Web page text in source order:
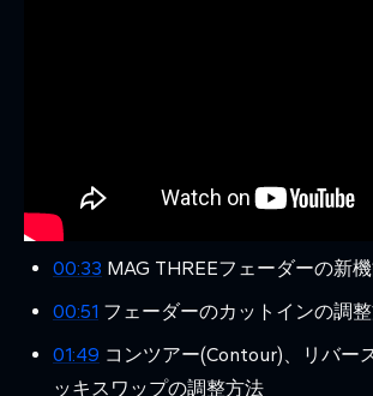
00:33 MAG THREEフェーダーの新
00:51 フェーダーのカットインの調
01:49 コンツアー(Contour)、リバー
ッキスワップの調整方法